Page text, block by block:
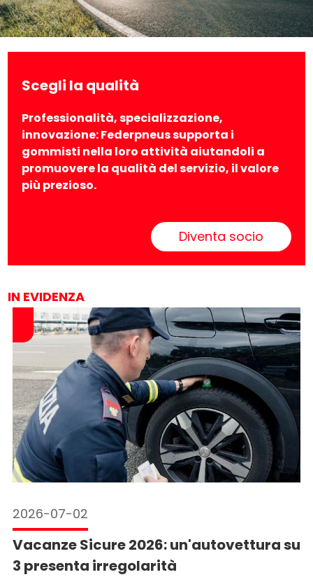
Scegli la qualità
Professionalità, specializzazione,
innovazione: Federpneus supporta i
gommisti nella loro attività aiutandoli a
promuovere la qualità del servizio, il valore
più prezioso.
Diventa socio
IN EVIDENZA
2026-07-02
Vacanze Sicure 2026: un'autovettura su
3 presenta irregolarità